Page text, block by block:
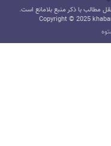
مطالب با ذکر منبع بلامانع است.
Copyright © 2025